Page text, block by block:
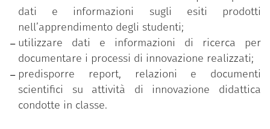
predisposizione di prodotti di ricerca da pubblicare
e diffondere nelle comunità scientifiche e
professionali.
Ogni esperienza innovativa è realizzata dai
partecipanti avvalendosi di modelli di confronto e
supporto scientifico e professionale nelle fasi di
analisi della propria realtà di insegnamento, di
dati e informazioni sugli esiti prodotti
nell’apprendimento degli studenti;
utilizzare dati e informazioni di ricerca per
documentare i processi di innovazione realizzati;
predisporre report, relazioni e documenti
scientifici su attività di innovazione didattica
condotte in classe.